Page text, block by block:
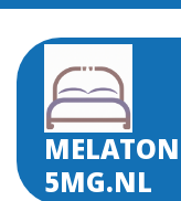
Skip
content
5MG.NL